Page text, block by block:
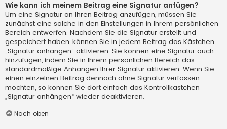
Wie kann ich meinem Beitrag eine Signatur anfügen?
Um eine Signatur an Ihren Beitrag anzufügen, müssen Sie
zunächst eine solche in den Einstellungen in Ihrem persönlichen
Bereich entwerfen. Nachdem Sie die Signatur erstellt und
gespeichert haben, können Sie in jedem Beitrag das Kästchen
„Signatur anhängen“ aktivieren. Sie können eine Signatur auch
hinzufügen, indem Sie in Ihrem persönlichen Bereich das
standardmäßige Anhängen Ihrer Signatur aktivieren. Wenn Sie
einen einzelnen Beitrag dennoch ohne Signatur verfassen
möchten, so können Sie dort einfach das Kontrollkästchen
„Signatur anhängen“ wieder deaktivieren.
Nach oben